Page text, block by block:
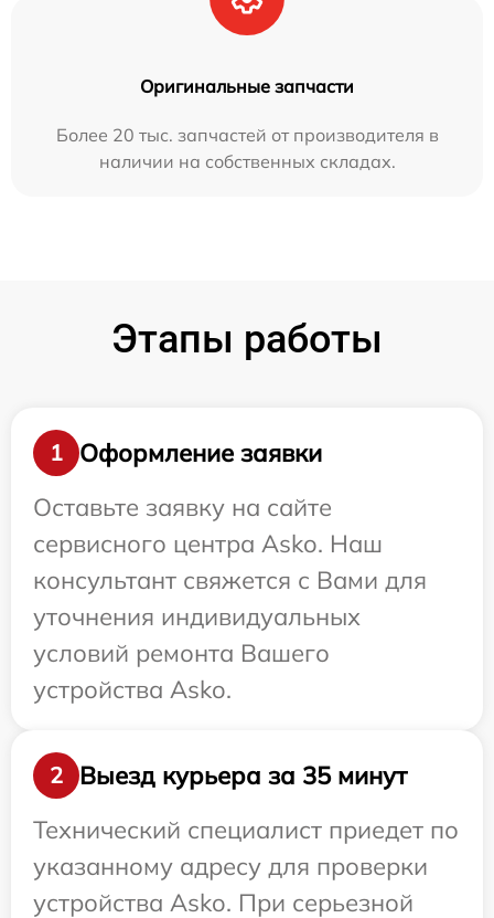
Оригинальные запчасти
Более 20 тыс. запчастей от производителя в
наличии на собственных складах.
Этапы работы
1
Оформление заявки
Оставьте заявку на сайте
сервисного центра Asko. Наш
консультант свяжется с Вами для
уточнения индивидуальных
условий ремонта Вашего
устройства Asko.
2
Выезд курьера за 35 минут
Технический специалист приедет по
указанному адресу для проверки
устройства Asko. При серьезной